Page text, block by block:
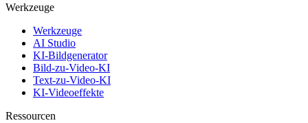
Werkzeuge
Werkzeuge
AI Studio
KI-Bildgenerator
Bild-zu-Video-KI
Text-zu-Video-KI
KI-Videoeffekte
Ressourcen